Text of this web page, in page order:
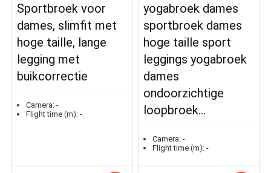
Sportbroek voor
dames, slimfit met
hoge taille, lange
legging met
buikcorrectie
Camera: -
Flight time (m): -
yogabroek dames
sportbroek dames
hoge taille sport
leggings yogabroek
dames
ondoorzichtige
loopbroek…
Camera: -
Flight time (m): -